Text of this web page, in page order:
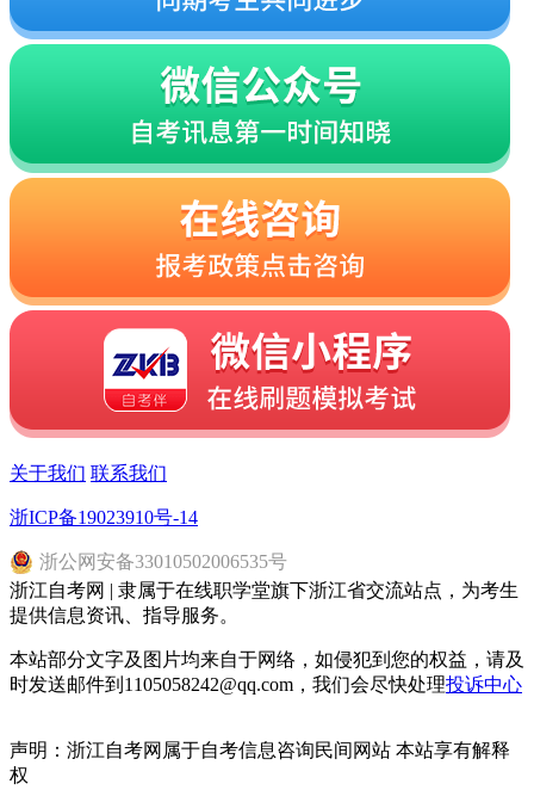
关于我们 联系我们
浙ICP备19023910号-14
浙公网安备33010502006535号
浙江自考网 | 隶属于在线职学堂旗下浙江省交流站点，为考生
提供信息资讯、指导服务。
本站部分文字及图片均来自于网络，如侵犯到您的权益，请及
时发送邮件到1105058242@qq.com，我们会尽快处理投诉中心
声明：浙江自考网属于自考信息咨询民间网站 本站享有解释
权